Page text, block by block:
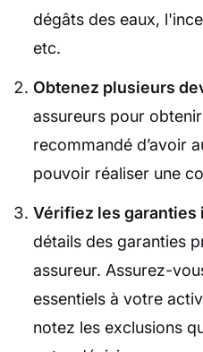
dégâts des eaux,
etc.
Obtenez plusieurs
assureurs pour
recommandé d’avoir
pouvoir réaliser une
Vérifiez les garanties
détails des garanties
assureur. Assurez-
essentiels à votre
notez les exclusions